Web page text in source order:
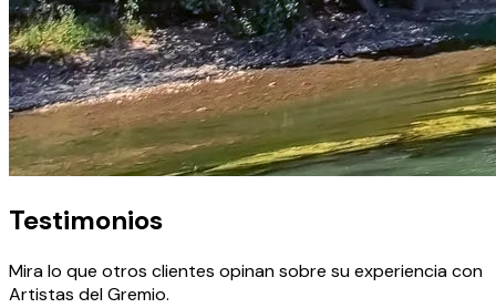
Testimonios
Mira lo que otros clientes opinan sobre su experiencia con
Artistas del Gremio.